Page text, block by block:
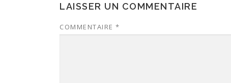
LAISSER UN COMMENTAIRE
COMMENTAIRE *